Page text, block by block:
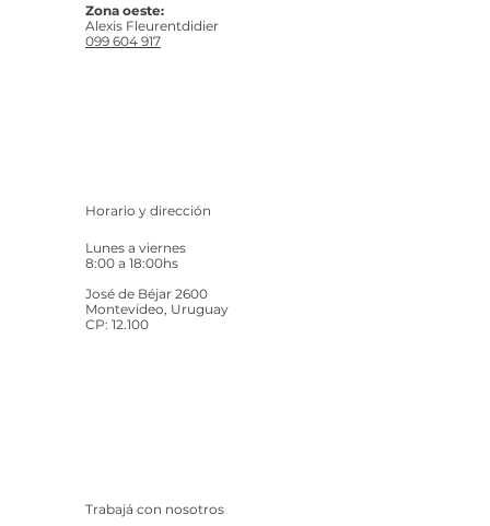
Zona oeste:
Alexis Fleurentdidier
099 604 917
Horario y dirección
Lunes a viernes
8:00 a 18:00hs
José de Béjar 2600
Montevideo, Uruguay
CP: 12.100
Trabajá con nosotros